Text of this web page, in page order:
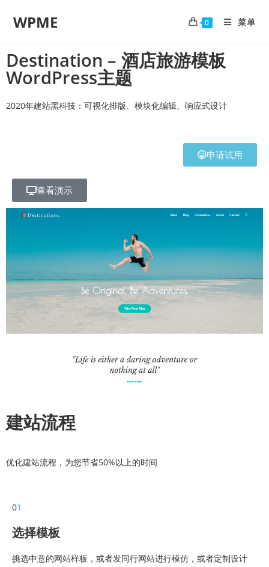
WPME 0 菜单
Destination – 酒店旅游模板
WordPress主题
2020年建站黑科技：可视化排版、模块化编辑、响应式设计
申请试用
查看演示
建站流程
优化建站流程，为您节省50%以上的时间
01
选择模板
挑选中意的网站样板，或者发同行网站进行模仿，或者定制设计